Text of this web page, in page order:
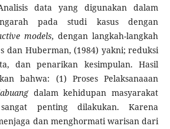
data yang digunakan dalam
pada studi kasus dengan
models, dengan langkah-langkah
dan Huberman, (1984) yakni; reduksi
dan penarikan kesimpulan. Hasil
bahwa: (1) Proses Pelaksanaaan
dalam kehidupan masyarakat
penting dilakukan. Karena
dan menghormati warisan dari